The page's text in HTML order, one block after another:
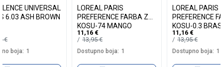
UNIVERSAL
6.03 ASH BROWN
€
boja: 1
LOREAL PARIS
PREFERENCE FARBA ZA
KOSU-74 MANGO
INTENSE COOPER
11,16 €
13,95€
Dostupno boja: 1
LOREAL PARIS
PREFERENCE
KOSU-0.3
DARK BROWN
11,16 €
13,95€
Dostupno boja: 1